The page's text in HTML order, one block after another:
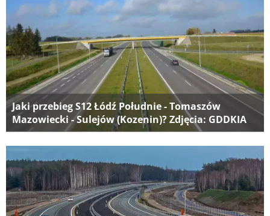
Jaki przebieg S12 Łódź Południe - Tomaszów
Mazowiecki - Sulejów (Kozenin)? Zdjęcia: GDDKIA